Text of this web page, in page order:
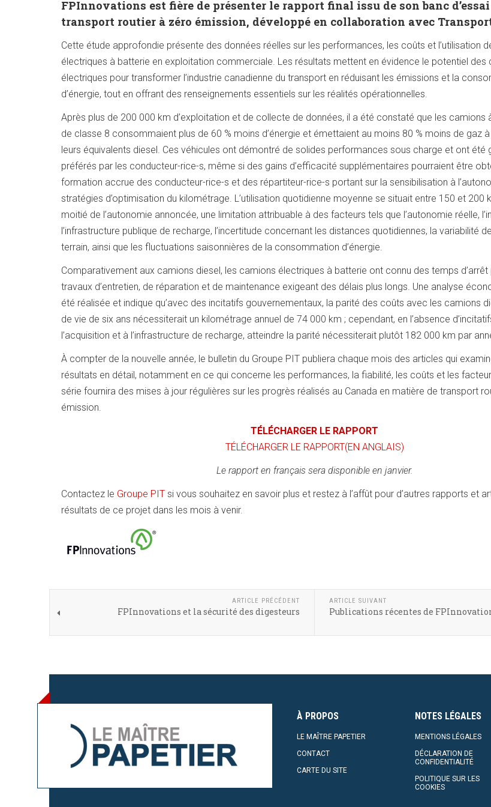
FPInnovations est fière de présenter le rapport final issu de son banc
transport routier à zéro émission, développé en collaboration avec
Cette étude approfondie présente des données réelles sur les performances, les coûts et l’utilisation
électriques à batterie en exploitation commerciale. Les résultats mettent en évidence le potentiel des
électriques pour transformer l’industrie canadienne du transport en réduisant les émissions et la
d’énergie, tout en offrant des renseignements essentiels sur les réalités opérationnelles.
Après plus de 200 000 km d’exploitation et de collecte de données, il a été constaté que les camions
de classe 8 consommaient plus de 60 % moins d’énergie et émettaient au moins 80 % moins de gaz
leurs équivalents diesel. Ces véhicules ont démontré de solides performances sous charge et ont été
préférés par les conducteur-rice-s, même si des gains d’efficacité supplémentaires pourraient être
formation accrue des conducteur-rice-s et des répartiteur-rice-s portant sur la sensibilisation à
stratégies d’optimisation du kilométrage. L’utilisation quotidienne moyenne se situait entre 150 et 200
moitié de l’autonomie annoncée, une limitation attribuable à des facteurs tels que l’autonomie réelle,
l’infrastructure publique de recharge, l’incertitude concernant les distances quotidiennes, la variabilité
terrain, ainsi que les fluctuations saisonnières de la consommation d’énergie.
Comparativement aux camions diesel, les camions électriques à batterie ont connu des temps d’arrêt
travaux d’entretien, de réparation et de maintenance exigeant des délais plus longs. Une analyse
été réalisée et indique qu’avec des incitatifs gouvernementaux, la parité des coûts avec les camions
de vie de six ans nécessiterait un kilométrage annuel de 74 000 km ; cependant, en l’absence
l’acquisition et à l’infrastructure de recharge, atteindre la parité nécessiterait plutôt 182 000 km par
À compter de la nouvelle année, le bulletin du Groupe PIT publiera chaque mois des articles qui
résultats en détail, notamment en ce qui concerne les performances, la fiabilité, les coûts et les
série fournira des mises à jour régulières sur les progrès réalisés au Canada en matière de transport
émission.
TÉLÉCHARGER LE RAPPORT
TÉLÉCHARGER LE RAPPORT(EN ANGLAIS)
Le rapport en français sera disponible en janvier.
Contactez le Groupe PIT si vous souhaitez en savoir plus et restez à l’affût pour d’autres rapports et
résultats de ce projet dans les mois à venir.
ARTICLE PRÉCÉDENT
FPInnovations et la sécurité des digesteurs
ARTICLE SUIVANT
Publications récentes de
À PROPOS
LE MAÎTRE PAPETIER
CONTACT
CARTE DU SITE
NOTES LÉGALES
MENTIONS LÉGALES
DÉCLARATION DE
CONFIDENTIALITÉ
POLITIQUE SUR LES
COOKIES